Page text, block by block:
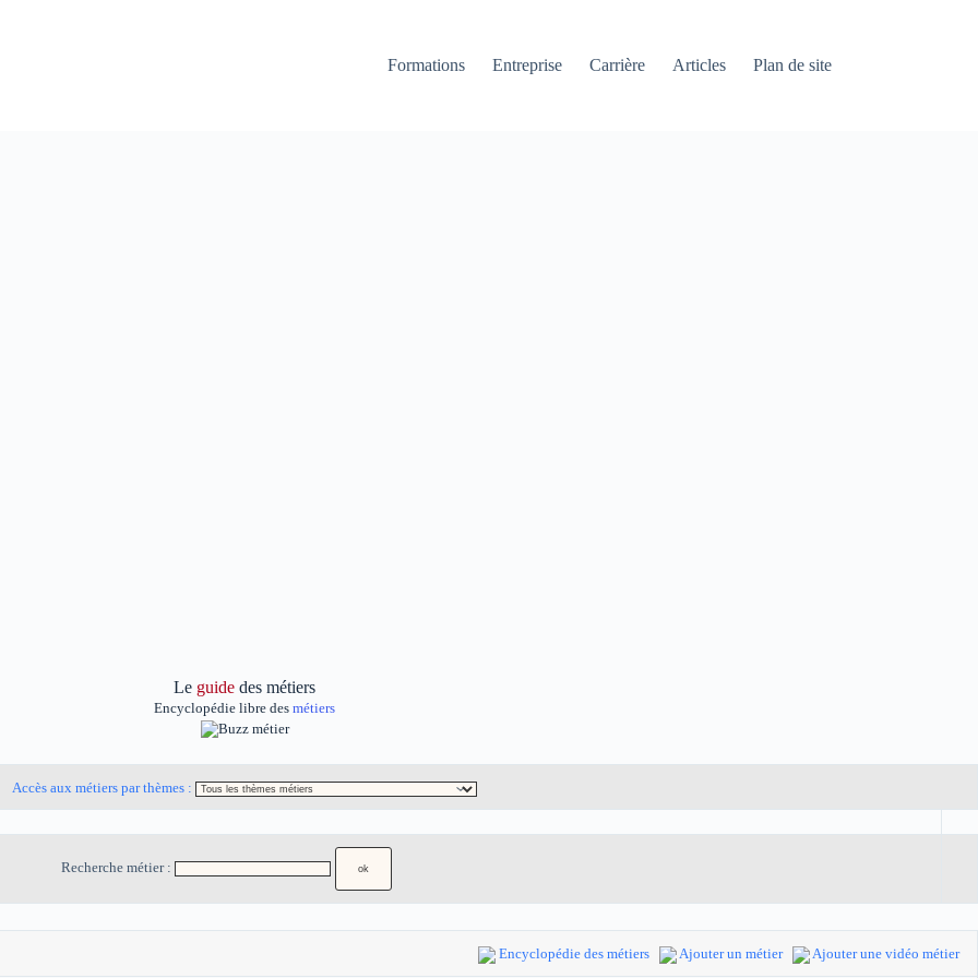
Formations
Entreprise Carrière Articles Plan de site
Le guide des métiers
Encyclopédie libre des métiers
Accès aux métiers par thèmes :
Recherche métier :
Encyclopédie des métiers Ajouter un métier Ajouter une vidéo métier